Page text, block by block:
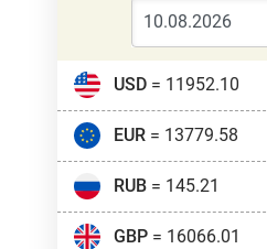
USD= 11952.10
EUR= 13779.58
RUB= 145.21
GBP= 16066.01